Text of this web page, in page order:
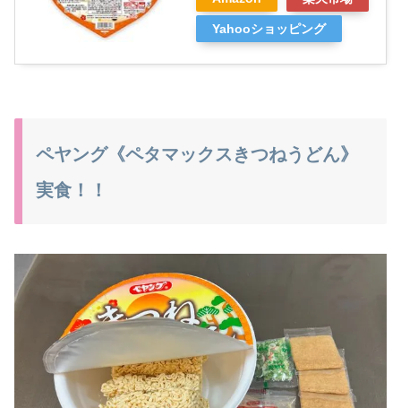
Yahooショッピング
ペヤング《ペタマックスきつねうどん》
実食！！